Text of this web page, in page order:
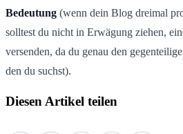
Bedeutung (wenn dein Blog dreimal
solltest du nicht in Erwägung ziehen,
versenden, da du genau den
den du suchst).
Diesen Artikel teilen